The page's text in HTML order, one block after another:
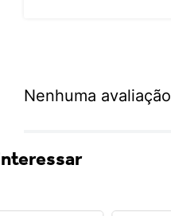
Nenhuma avaliação